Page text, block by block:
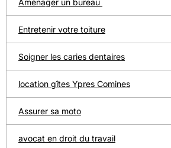
Aménager un bureau
Entretenir votre toiture
Soigner les caries dentaires
location gîtes Ypres Comines
Assurer sa moto
avocat en droit du travail